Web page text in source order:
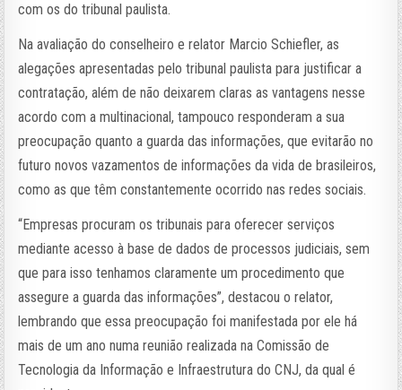
com os do tribunal paulista.
Na avaliação do conselheiro e relator Marcio Schiefler, as
alegações apresentadas pelo tribunal paulista para justificar a
contratação, além de não deixarem claras as vantagens nesse
acordo com a multinacional, tampouco responderam a sua
preocupação quanto a guarda das informações, que evitarão no
futuro novos vazamentos de informações da vida de brasileiros,
como as que têm constantemente ocorrido nas redes sociais.
“Empresas procuram os tribunais para oferecer serviços
mediante acesso à base de dados de processos judiciais, sem
que para isso tenhamos claramente um procedimento que
assegure a guarda das informações”, destacou o relator,
lembrando que essa preocupação foi manifestada por ele há
mais de um ano numa reunião realizada na Comissão de
Tecnologia da Informação e Infraestrutura do CNJ, da qual é